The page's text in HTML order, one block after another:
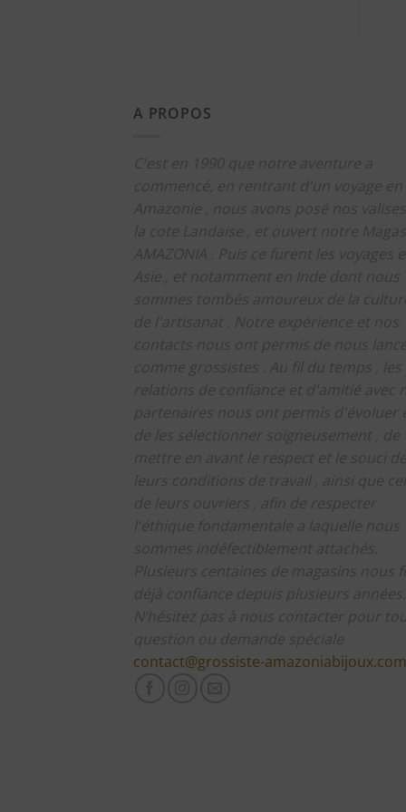
A PROPOS
contact@grossiste-amazoniabijoux.com